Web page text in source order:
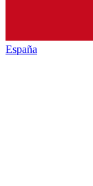
España